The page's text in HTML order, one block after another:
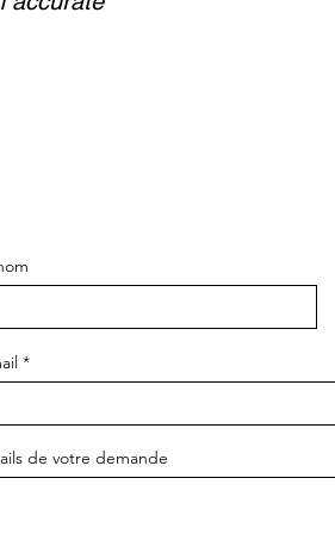
de votre demande